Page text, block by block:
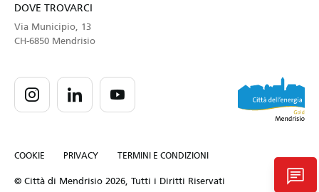
DOVE TROVARCI
Via Municipio, 13
CH-6850 Mendrisio
COOKIE PRIVACY TERMINI E CONDIZIONI
© Città di Mendrisio 2026, Tutti i Diritti Riservati chat